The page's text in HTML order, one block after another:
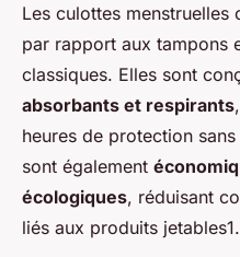
Les culottes menstruelles
par rapport aux tampons
classiques. Elles sont
absorbants et respirants
heures de protection
sont également
écologiques, réduisant
liés aux produits jetables1.